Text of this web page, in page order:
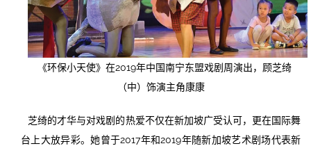
《环保小天使》在2019年中国南宁东盟戏剧周演出，顾芝绮
（中）饰演主角康康
芝绮的才华与对戏剧的热爱不仅在新加坡广受认可，更在国际舞
台上大放异彩。她曾于2017年和2019年随新加坡艺术剧场代表新